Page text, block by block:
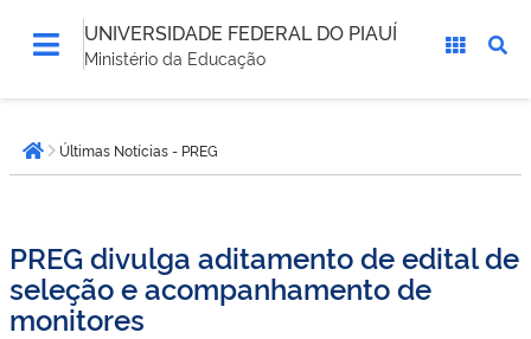
UNIVERSIDADE FEDERAL DO PIAUÍ
Ministério da Educação
está
aqui:Página inicial
Últimas Notícias - PREG
PREG divulga aditamento de edital de
seleção e acompanhamento de
monitores